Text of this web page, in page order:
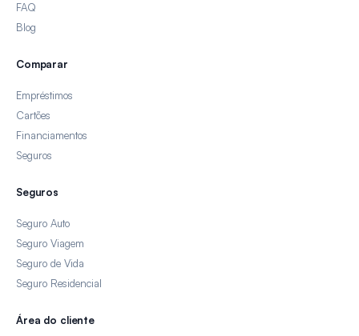
FAQ
Blog
Comparar
Empréstimos
Cartões
Financiamentos
Seguros
Seguros
Seguro Auto
Seguro Viagem
Seguro de Vida
Seguro Residencial
Área do cliente